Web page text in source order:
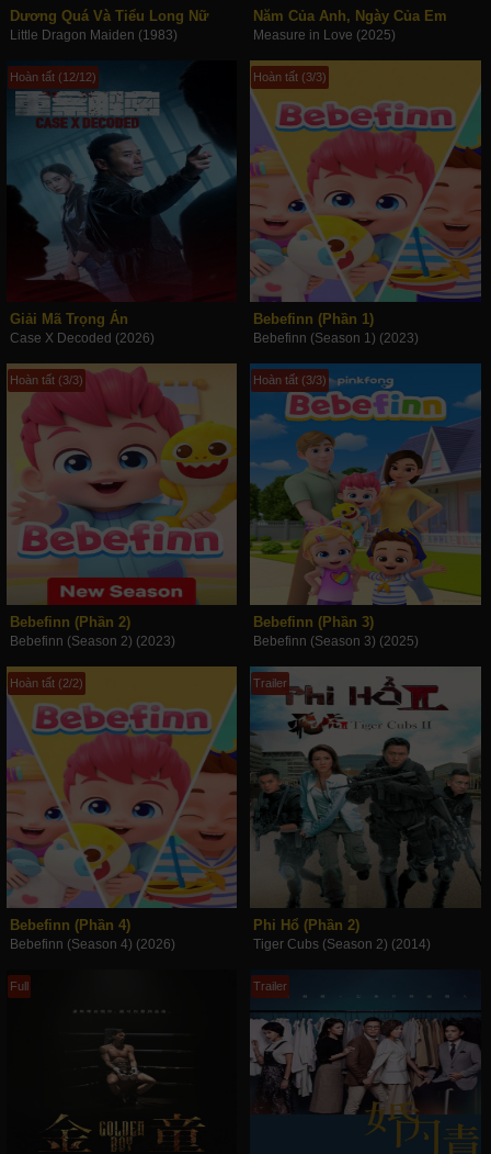
Dương Quá Và Tiểu Long Nữ
Little Dragon Maiden (1983)
Năm Của Anh, Ngày Của Em
Measure in Love (2025)
Hoàn tất (12/12)
Giải Mã Trọng Án
Case X Decoded (2026)
Hoàn tất (3/3)
Bebefinn (Phần 1)
Bebefinn (Season 1) (2023)
Hoàn tất (3/3)
Bebefinn (Phần 2)
Bebefinn (Season 2) (2023)
Hoàn tất (3/3)
Bebefinn (Phần 3)
Bebefinn (Season 3) (2025)
Hoàn tất (2/2)
Bebefinn (Phần 4)
Bebefinn (Season 4) (2026)
Trailer
Phi Hổ (Phần 2)
Tiger Cubs (Season 2) (2014)
Full Trailer